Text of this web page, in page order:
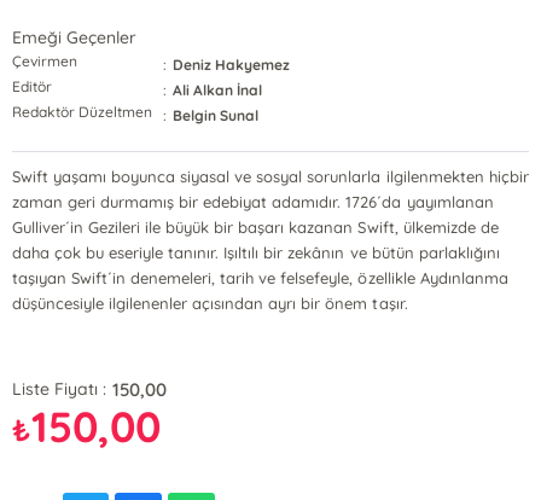
Emeği Geçenler
Çevirmen : Deniz Hakyemez
Editör
: Ali Alkan İnal
Redaktör Düzeltmen
: Belgin Sunal
Swift yaşamı boyunca siyasal ve sosyal sorunlarla ilgilenmekten hiçbir
zaman geri durmamış bir edebiyat adamıdır. 1726´da yayımlanan
Gulliver´in Gezileri ile büyük bir başarı kazanan Swift, ülkemizde de
daha çok bu eseriyle tanınır. Işıltılı bir zekânın ve bütün parlaklığını
taşıyan Swift´in denemeleri, tarih ve felsefeyle, özellikle Aydınlanma
düşüncesiyle ilgilenenler açısından ayrı bir önem taşır.
Liste Fiyatı : 150,00
₺150,00